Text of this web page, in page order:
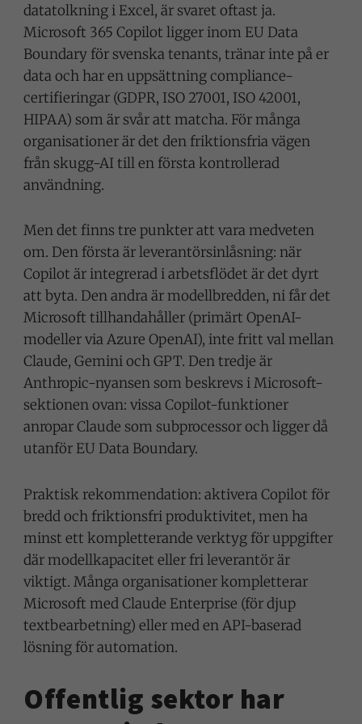
datatolkning i Excel, är svaret oftast ja.
Microsoft 365 Copilot ligger inom EU Data
Boundary för svenska tenants, tränar inte på er
data och har en uppsättning compliance-
certifieringar (GDPR, ISO 27001, ISO 42001,
HIPAA) som är svår att matcha. För många
organisationer är det den friktionsfria vägen
från skugg-AI till en första kontrollerad
användning.
Men det finns tre punkter att vara medveten
om. Den första är leverantörsinlåsning: när
Copilot är integrerad i arbetsflödet är det dyrt
att byta. Den andra är modellbredden, ni får det
Microsoft tillhandahåller (primärt OpenAI-
modeller via Azure OpenAI), inte fritt val mellan
Claude, Gemini och GPT. Den tredje är
Anthropic-nyansen som beskrevs i Microsoft-
sektionen ovan: vissa Copilot-funktioner
anropar Claude som subprocessor och ligger då
utanför EU Data Boundary.
Praktisk rekommendation: aktivera Copilot för
bredd och friktionsfri produktivitet, men ha
minst ett kompletterande verktyg för uppgifter
där modellkapacitet eller fri leverantör är
viktigt. Många organisationer kompletterar
Microsoft med Claude Enterprise (för djup
textbearbetning) eller med en API-baserad
lösning för automation.
Offentlig sektor har